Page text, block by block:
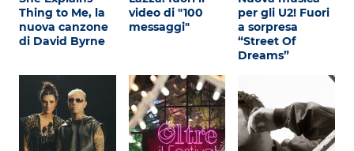
Thing to Me, la
nuova canzone
di David Byrne
video di "100
messaggi"
per gli U2! Fuori
a sorpresa
“Street Of
Dreams”